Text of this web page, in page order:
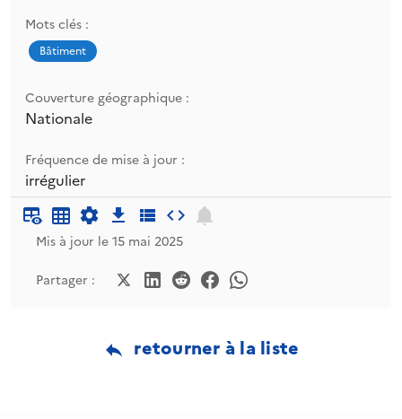
Mots clés :
Bâtiment
Couverture géographique :
Nationale
Fréquence de mise à jour :
irrégulier
Mis à jour le 15 mai 2025
Partager :
retourner à la liste